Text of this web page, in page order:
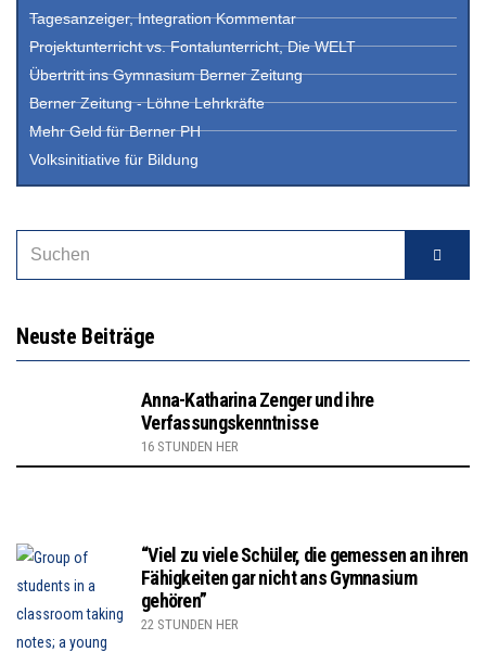
Tagesanzeiger, Integration Kommentar
Projektunterricht vs. Fontalunterricht, Die WELT
Übertritt ins Gymnasium Berner Zeitung
Berner Zeitung - Löhne Lehrkräfte
Mehr Geld für Berner PH
Volksinitiative für Bildung
Neuste Beiträge
Anna-Katharina Zenger und ihre
Verfassungskenntnisse
16 STUNDEN HER
“Viel zu viele Schüler, die gemessen an ihren
Fähigkeiten gar nicht ans Gymnasium
gehören”
22 STUNDEN HER